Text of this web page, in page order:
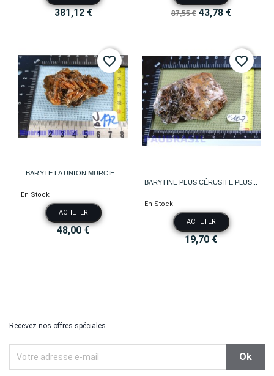
381,12 € 87,55 € 43,78 €
BARYTE LA UNION MURCIE...
En Stock
ACHETER
48,00 €
favorite_border
BARYTINE PLUS CÉRUSITE PLUS...
En Stock
ACHETER
19,70 €
favorite_border
Recevez nos offres spéciales